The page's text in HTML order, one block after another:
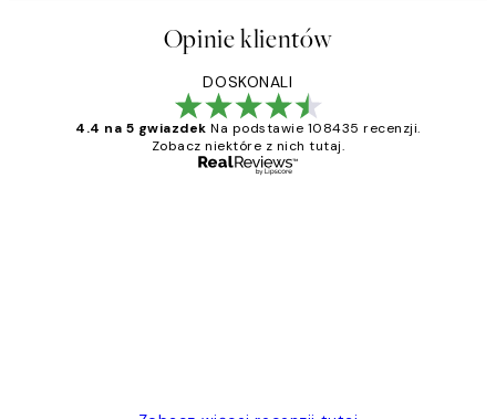
Opinie klientów
DOSKONALI
4.4 na 5 gwiazdek Na podstawie 108435 recenzji.
Zobacz niektóre z nich tutaj.